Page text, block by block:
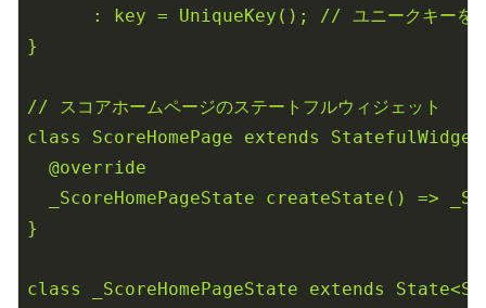
:
key = UniqueKey(); // ユニークキーを
}
//
スコアホームページのステートフルウィジェット
class
ScoreHomePage extends
StatefulWidget
@override
_ScoreHomePageState
createState() =>
}
class _ScoreHomePageState extends